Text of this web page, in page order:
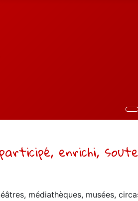
enrichi,
médiathèques, musées,